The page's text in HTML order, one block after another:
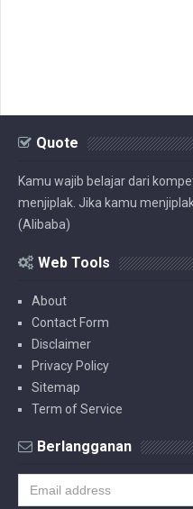
Quote
Kamu wajib belajar dari
menjiplak. Jika kamu
(Alibaba)
Web Tools
About
Contact Form
Disclaimer
Privacy Policy
Sitemap
Term of Service
Berlangganan